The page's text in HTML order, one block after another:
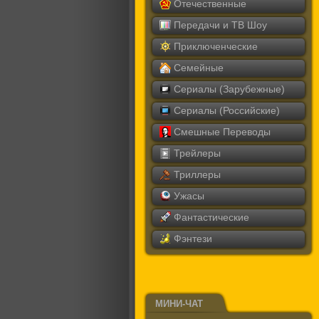
Отечественные
Передачи и ТВ Шоу
Приключенческие
Семейные
Сериалы (Зарубежные)
Сериалы (Российские)
Смешные Переводы
Трейлеры
Триллеры
Ужасы
Фантастические
Фэнтези
МИНИ-ЧАТ